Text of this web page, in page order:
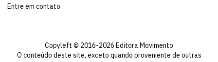
Entre em contato
Copyleft © 2016-2026 Editora Movimento
O conteúdo deste site, exceto quando proveniente de outras